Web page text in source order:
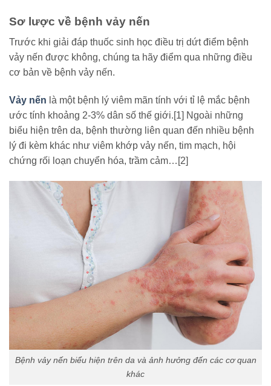
Sơ lược về bệnh vảy nến
Trước khi giải đáp thuốc sinh học điều trị dứt điểm bệnh
vảy nến được không, chúng ta hãy điểm qua những điều
cơ bản về bệnh vảy nến.
Vảy nến là một bệnh lý viêm mãn tính với tỉ lệ mắc bệnh
ước tính khoảng 2-3% dân số thế giới.[1] Ngoài những
biểu hiện trên da, bệnh thường liên quan đến nhiều bệnh
lý đi kèm khác như viêm khớp vảy nến, tim mạch, hội
chứng rối loạn chuyển hóa, trầm cảm…[2]
Bệnh vảy nến biểu hiện trên da và ảnh hưởng đến các cơ quan
khác